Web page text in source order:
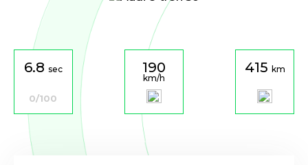
6.8 sec
0/100
190
km/h
415 km